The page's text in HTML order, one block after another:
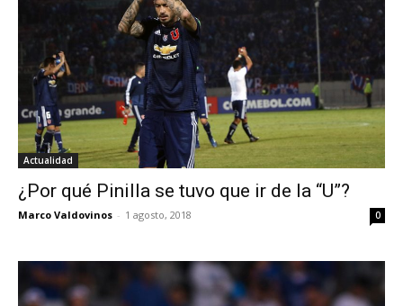
Actualidad
¿Por qué Pinilla se tuvo que ir de la “U”?
Marco Valdovinos - 1 agosto, 2018 0